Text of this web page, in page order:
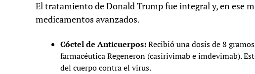
El tratamiento de Donald Trump fue integral y, en ese
medicamentos avanzados.
Cóctel de Anticuerpos:Recibió una dosis de 8
farmacéutica Regeneron (casirivimab e imdevimab).
del cuerpo contra el virus.